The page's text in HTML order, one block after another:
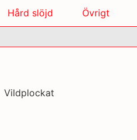
Hård slöjd
Övrigt